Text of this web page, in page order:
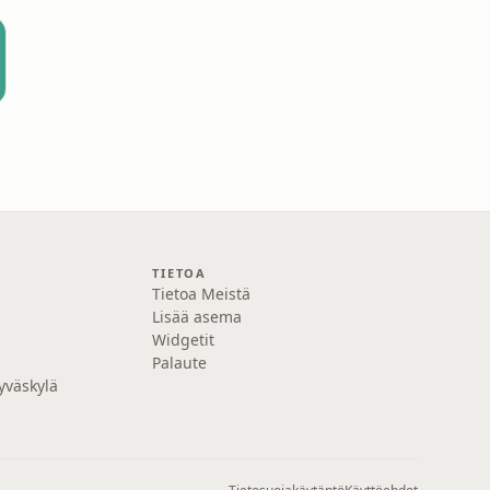
TIETOA
Tietoa Meistä
Lisää asema
Widgetit
Palaute